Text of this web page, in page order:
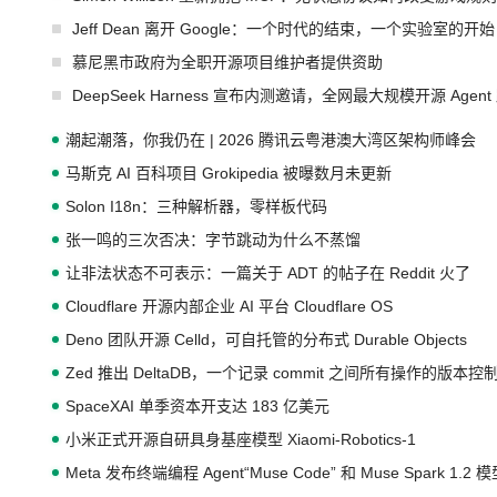
Jeff Dean 离开 Google：一个时代的结束，一个实验室的开始
慕尼黑市政府为全职开源项目维护者提供资助
DeepSeek Harness 宣布内测邀请，全网最大规模开源 Agent
潮起潮落，你我仍在 | 2026 腾讯云粤港澳大湾区架构师峰会
马斯克 AI 百科项目 Grokipedia 被曝数月未更新
Solon I18n：三种解析器，零样板代码
张一鸣的三次否决：字节跳动为什么不蒸馏
让非法状态不可表示：一篇关于 ADT 的帖子在 Reddit 火了
Cloudflare 开源内部企业 AI 平台 Cloudflare OS
Deno 团队开源 Celld，可自托管的分布式 Durable Objects
Zed 推出 DeltaDB，一个记录 commit 之间所有操作的版本控
SpaceXAI 单季资本开支达 183 亿美元
小米正式开源自研具身基座模型 Xiaomi-Robotics-1
Meta 发布终端编程 Agent“Muse Code” 和 Muse Spark 1.2 模